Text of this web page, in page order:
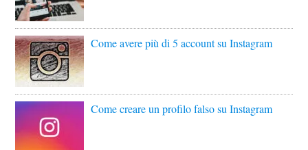
Come avere più di 5 account su Instagram
Come creare un profilo falso su Instagram